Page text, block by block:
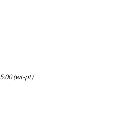
(wt-pt)